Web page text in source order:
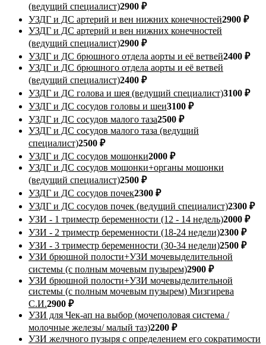
(ведущий специалист)2900 ₽
УЗДГ и ДС артерий и вен нижних конечностей2900 ₽
УЗДГ и ДС артерий и вен нижних конечностей
(ведущий специалист)2900 ₽
УЗДГ и ДС брюшного отдела аорты и её ветвей2400 ₽
УЗДГ и ДС брюшного отдела аорты и её ветвей
(ведущий специалист)2400 ₽
УЗДГ и ДС голова и шея (ведущий специалист)3100 ₽
УЗДГ и ДС сосудов головы и шеи3100 ₽
УЗДГ и ДС сосудов малого таза2500 ₽
УЗДГ и ДС сосудов малого таза (ведущий
специалист)2500 ₽
УЗДГ и ДС сосудов мошонки2000 ₽
УЗДГ и ДС сосудов мошонки+органы мошонки
(ведущий специалист)2500 ₽
УЗДГ и ДС сосудов почек2300 ₽
УЗДГ и ДС сосудов почек (ведущий специалист)2300 ₽
УЗИ - 1 триместр беременности (12 - 14 недель)2000 ₽
УЗИ - 2 триместр беременности (18-24 недели)2300 ₽
УЗИ - 3 триместр беременности (30-34 недели)2500 ₽
УЗИ брюшной полости+УЗИ мочевыделительной
системы (с полным мочевым пузырем)2900 ₽
УЗИ брюшной полости+УЗИ мочевыделительной
системы (с полным мочевым пузырем) Мизгирева
С.И.2900 ₽
УЗИ для Чек-ап на выбор (мочеполовая система /
молочные железы/ малый таз)2200 ₽
УЗИ желчного пузыря с определением его сократимости